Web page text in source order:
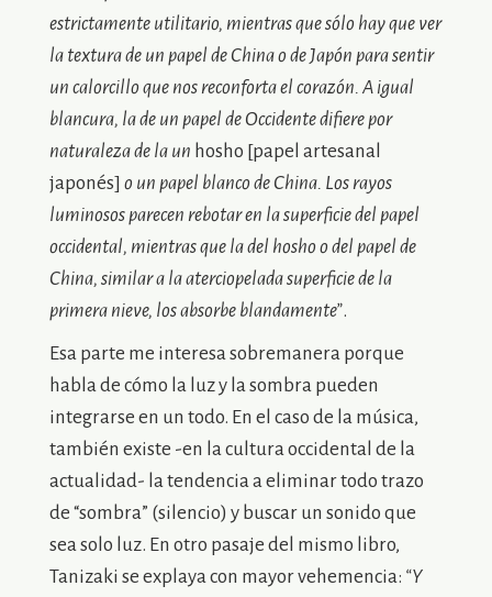
estrictamente utilitario, mientras que sólo hay que ver
la textura de un papel de China o de Japón para sentir
un calorcillo que nos reconforta el corazón. A igual
blancura, la de un papel de Occidente difiere por
naturaleza de la un hosho [papel artesanal
japonés] o un papel blanco de China. Los rayos
luminosos parecen rebotar en la superficie del papel
occidental, mientras que la del hosho o del papel de
China, similar a la aterciopelada superficie de la
primera nieve, los absorbe blandamente”.
Esa parte me interesa sobremanera porque
habla de cómo la luz y la sombra pueden
integrarse en un todo. En el caso de la música,
también existe -en la cultura occidental de la
actualidad- la tendencia a eliminar todo trazo
de “sombra” (silencio) y buscar un sonido que
sea solo luz. En otro pasaje del mismo libro,
Tanizaki se explaya con mayor vehemencia: “Y